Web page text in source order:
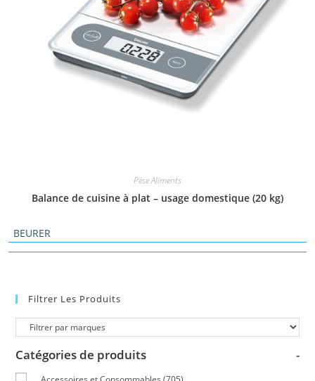
Pèse Aliments
Balance de cuisine à plat – usage domestique (20 kg)
BEURER
Filtrer Les Produits
Catégories de produits -